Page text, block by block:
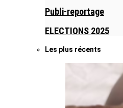
Publi-reportage
ELECTIONS 2025
Les plus récents